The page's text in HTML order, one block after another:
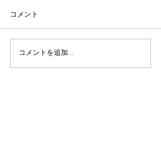
夏休みの振り返り🎵
コメント
コメントを追加…